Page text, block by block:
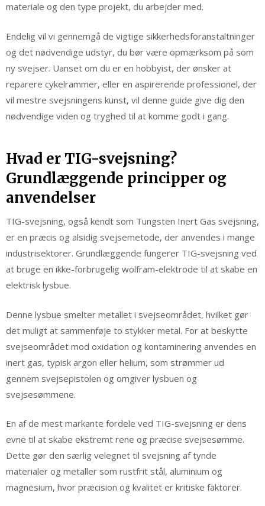
materiale og den type projekt, du arbejder med.
Endelig vil vi gennemgå de vigtige sikkerhedsforanstaltninger
og det nødvendige udstyr, du bør være opmærksom på som
ny svejser. Uanset om du er en hobbyist, der ønsker at
reparere cykelrammer, eller en aspirerende professionel, der
vil mestre svejsningens kunst, vil denne guide give dig den
nødvendige viden og tryghed til at komme godt i gang.
Hvad er TIG-svejsning?
Grundlæggende principper og
anvendelser
TIG-svejsning, også kendt som Tungsten Inert Gas svejsning,
er en præcis og alsidig svejsemetode, der anvendes i mange
industrisektorer. Grundlæggende fungerer TIG-svejsning ved
at bruge en ikke-forbrugelig wolfram-elektrode til at skabe en
elektrisk lysbue.
Denne lysbue smelter metallet i svejseområdet, hvilket gør
det muligt at sammenføje to stykker metal. For at beskytte
svejseområdet mod oxidation og kontaminering anvendes en
inert gas, typisk argon eller helium, som strømmer ud
gennem svejsepistolen og omgiver lysbuen og
svejsesømmene.
En af de mest markante fordele ved TIG-svejsning er dens
evne til at skabe ekstremt rene og præcise svejsesømme.
Dette gør den særlig velegnet til svejsning af tynde
materialer og metaller som rustfrit stål, aluminium og
magnesium, hvor præcision og kvalitet er kritiske faktorer.